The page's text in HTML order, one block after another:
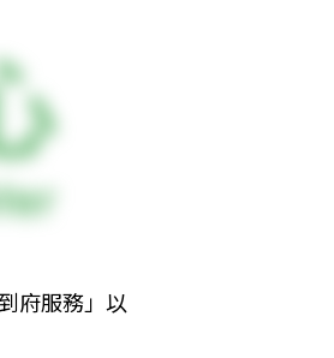
府服務」以